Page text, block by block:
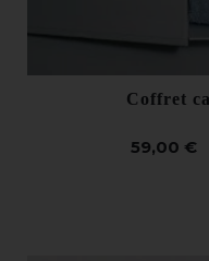
Coffret
59,00 €